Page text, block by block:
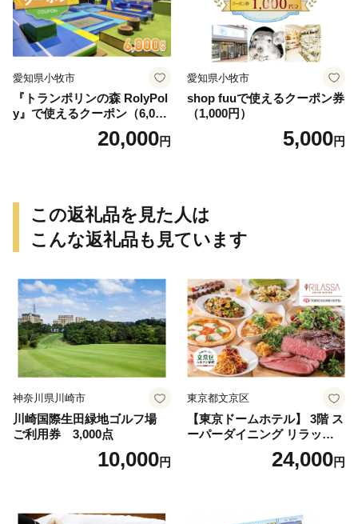
愛知県小牧市
『トランポリンの森 RolyPol
y』で使えるクーポン（6,000
20,000円
愛知県小牧市
shop fuuで使えるクーポン券
（1,000円）
5,000円
この返礼品を見た人は
こんな返礼品も見ています
神奈川県川崎市
川崎国際生田緑地ゴルフ場
ご利用券 3,000点
10,000円
東京都文京区
【東京ドームホテル】 3階 ス
ーパーダイニング リラッサ
ランチブッフェ お食事券 大
人1名様分 関東 東京 ご利用
24,000円